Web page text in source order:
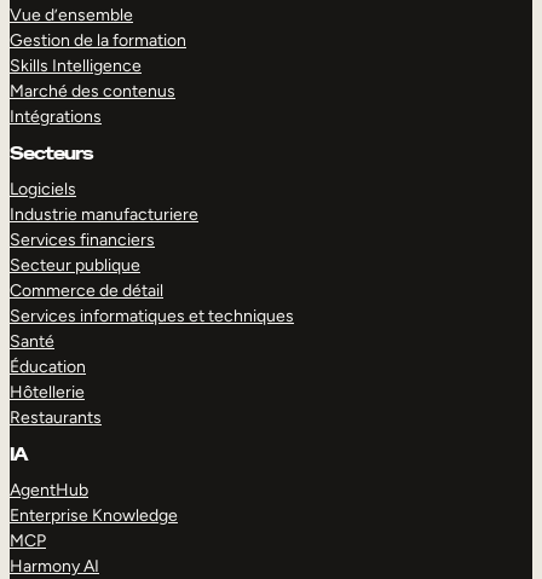
Vue d’ensemble
Gestion de la formation
Skills Intelligence
Marché des contenus
Intégrations
Secteurs
Logiciels
Industrie manufacturiere
Services financiers
Secteur publique
Commerce de détail
Services informatiques et techniques
Santé
Éducation
Hôtellerie
Restaurants
IA
AgentHub
Enterprise Knowledge
MCP
Harmony AI